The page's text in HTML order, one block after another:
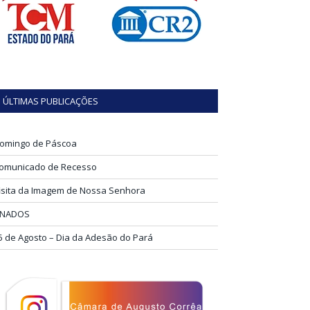
ÚLTIMAS PUBLICAÇÕES
de Páscoa
de Recesso
da Imagem de Nossa Senhora
de Agosto – Dia da Adesão do Pará